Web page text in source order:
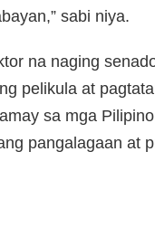
sabi niya.
na naging
pelikula at
sa mga
pangalagaan at